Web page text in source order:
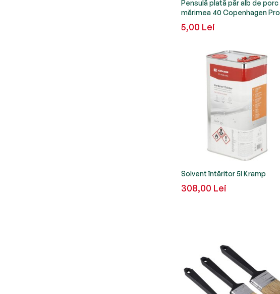
Pensulă plată păr alb de porc
mărimea 40 Copenhagen Pro
5,00 Lei
Solvent întăritor 5l Kramp
308,00 Lei